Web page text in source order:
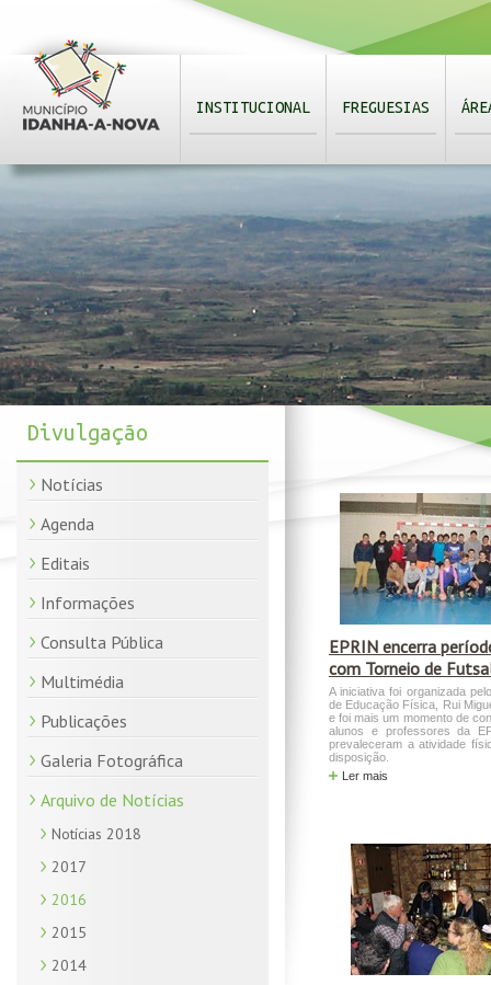
INSTITUCIONAL FREGUESIAS
Divulgação
Notícias
Agenda
Editais
Informações
Consulta Pública
Multimédia
Publicações
Galeria Fotográfica
Arquivo de Notícias
Notícias 2018
2017
2016
2015
2014
EPRIN encerra
com Torneio de
A iniciativa foi organizada
de Educação Física, Rui
e foi mais um momento de
alunos e professores da
prevaleceram a atividade
disposição.
Ler mais